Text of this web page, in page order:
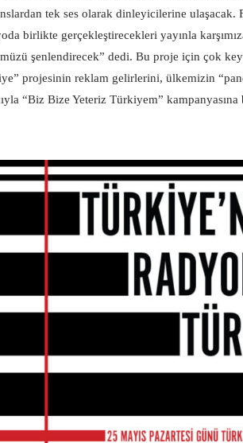
tek ses olarak dinleyicilerine ulaşacak.
birlikte gerçekleştirecekleri yayınla
şenlendirecek” dedi. Bu proje için çok
projesinin reklam gelirlerini, ülkemizin
“Biz Bize Yeteriz Türkiyem” kampanyasına